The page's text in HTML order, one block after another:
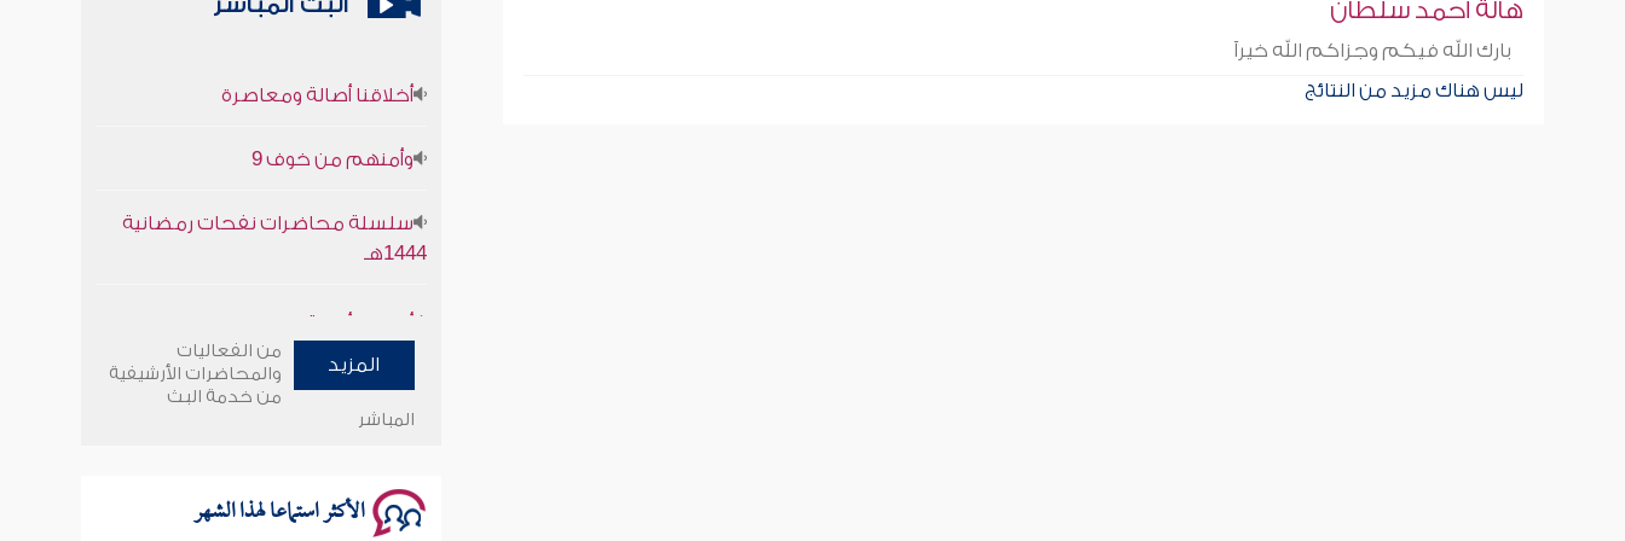
هالة أحمد سلطان
بارك الله فيكم وجزاكم الله خيرآ
ليس هناك مزيد من النتائج
1444هـ
وأمنهم من خوف 9
سلسلة محاضرات نفحات رمضانية
المزيد
من الفعاليات
والمحاضرات الأرشيفية
من خدمة البث
المباشر
الأكثر استماعا لهذا الشهر